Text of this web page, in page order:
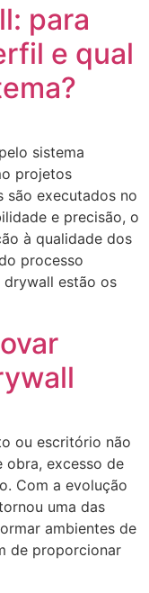
para
e qual
sistema
projetos
são executados no
e precisão, o
à qualidade dos
processo
estão os
ou escritório não
obra, excesso de
Com a evolução
uma das
ambientes de
de proporcionar